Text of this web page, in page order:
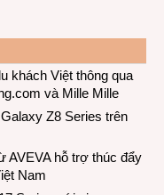
khách Việt thông qua
và Mille Mille
Z8 Series trên
AVEVA hỗ trợ thúc đẩy
Nam